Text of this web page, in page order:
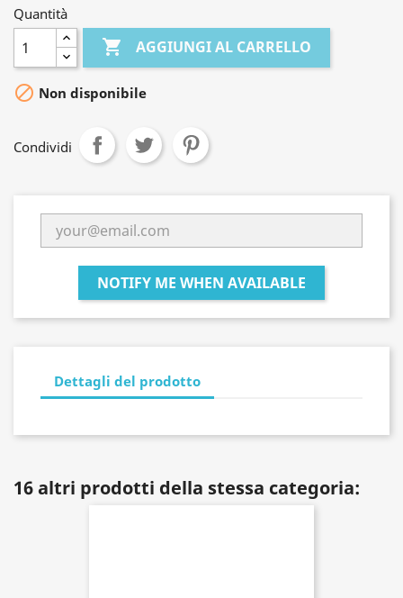
Quantità
 AGGIUNGI AL CARRELLO
 Non disponibile
Condividi
NOTIFY ME WHEN AVAILABLE
Dettagli del prodotto
16 altri prodotti della stessa categoria: